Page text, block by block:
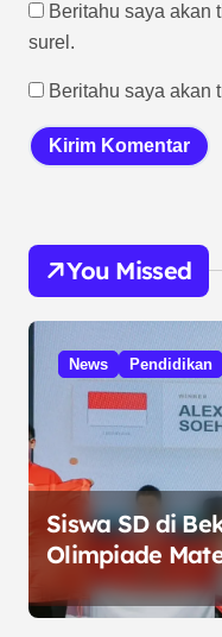
Beritahu saya akan
surel.
Beritahu saya akan
You Missed
News Pendidikan
Siswa SD di
Olimpiade
Internasional